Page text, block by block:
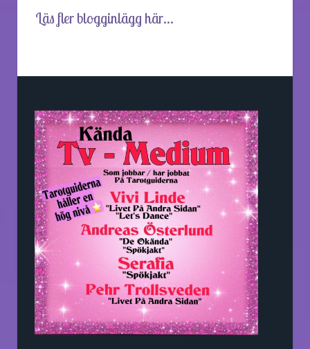
Läs fler blogginlägg här...